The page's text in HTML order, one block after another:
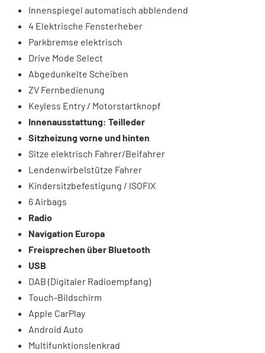
Innenspiegel automatisch abblendend
4 Elektrische Fensterheber
Parkbremse elektrisch
Drive Mode Select
Abgedunkelte Scheiben
ZV Fernbedienung
Keyless Entry / Motorstartknopf
Innenausstattung: Teilleder
Sitzheizung vorne und hinten
Sitze elektrisch Fahrer/Beifahrer
Lendenwirbelstütze Fahrer
Kindersitzbefestigung / ISOFIX
6 Airbags
Radio
Navigation Europa
Freisprechen über Bluetooth
USB
DAB (Digitaler Radioempfang)
Touch-Bildschirm
Apple CarPlay
Android Auto
Multifunktionslenkrad